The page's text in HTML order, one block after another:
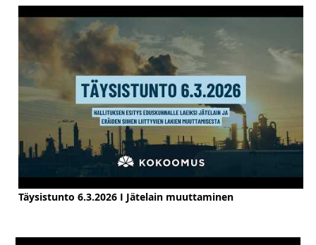
Täysistunto 6.3.2026 I Jätelain muuttaminen